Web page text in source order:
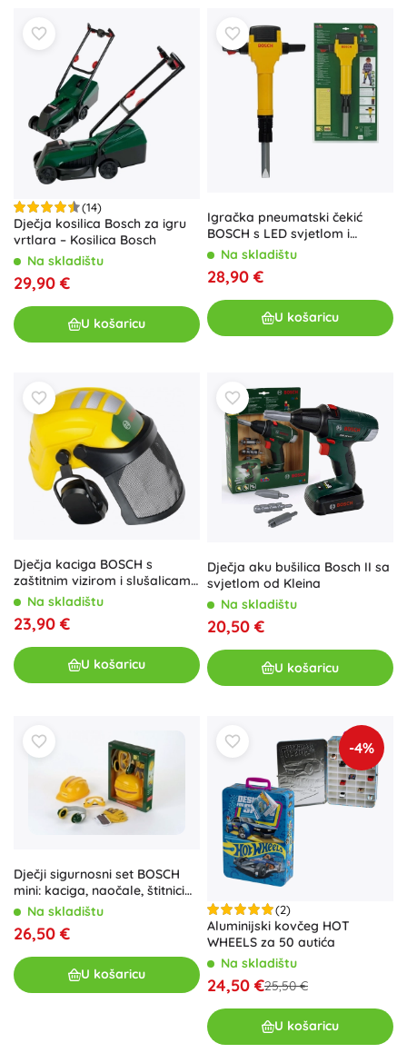
(14)
Dječja kosilica Bosch za igru
vrtlara – Kosilica Bosch
Na skladištu
29,90 €
U košaricu
Igračka pneumatski čekić
BOSCH s LED svjetlom i
zvukom od Kleina
Na skladištu
28,90 €
U košaricu
Dječja kaciga BOSCH s
zaštitnim vizirom i slušalicama
– igračka
Na skladištu
23,90 €
U košaricu
Dječja aku bušilica Bosch II sa
svjetlom od Kleina
Na skladištu
20,50 €
U košaricu
Dječji sigurnosni set BOSCH
mini: kaciga, naočale, štitnici
za sluh i rukavice od Kleina
Na skladištu
26,50 €
U košaricu
-4%
(2)
Aluminijski kovčeg HOT
WHEELS za 50 autića
Na skladištu
24,50 €25,50 €
U košaricu